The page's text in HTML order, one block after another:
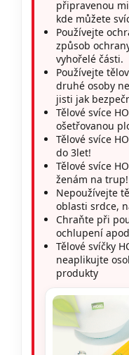
připravenou
kde můžete
Používejte
způsob
vyhořelé části.
Používejte
druhé osoby
jisti jak
Tělové svíce
ošetřovanou
Tělové svíce
do 3let!
Tělové svíce
ženám na trup!
Nepoužívejte
oblasti srdce,
Chraňte při
ochlupení
Tělové svíčky
neaplikujte
produkty